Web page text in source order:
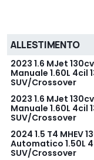
ALLESTIMENTO
2023 1.6 MJet
Manuale 1.60L 4cil
SUV/Crossover
2023 1.6 MJet
Manuale 1.60L 4cil
SUV/Crossover
2024 1.5 T4 MHEV
Automatico 1.50L
SUV/Crossover